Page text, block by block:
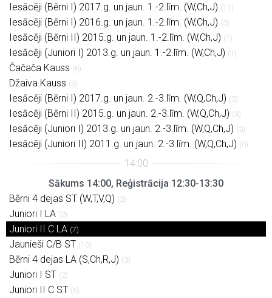
Iesācēji (Bērni I) 2017.g. un jaun. 1.-2.līm. (W,Ch,J) (11)
Iesācēji (Bērni I) 2016.g. un jaun. 1.-2.līm. (W,Ch,J) (3)
Iesācēji (Bērni II) 2015.g. un jaun. 1.-2.līm. (W,Ch,J) (1)
Iesācēji (Juniori I) 2013.g. un jaun. 1.-2.līm. (W,Ch,J) (1)
Čačača Kauss (6)
Džaiva Kauss (3)
Iesācēji (Bērni I) 2017.g. un jaun. 2.-3.līm. (W,Q,Ch,J) (2)
Iesācēji (Bērni II) 2015.g. un jaun. 2.-3.līm. (W,Q,Ch,J) (4)
Iesācēji (Juniori I) 2013.g. un jaun. 2.-3.līm. (W,Q,Ch,J) (3)
Iesācēji (Juniori II) 2011.g. un jaun. 2.-3.līm. (W,Q,Ch,J) (0)
Sākums 14:00, Reģistrācija 12:30-13:30
Bērni 4 dejas ST (W,T,V,Q) (2)
Juniori I LA (2)
Juniori II C LA (7)
Jaunieši C/B ST (10)
Bērni 4 dejas LA (S,Ch,R,J) (3)
Juniori I ST (2)
Juniori II C ST (6)